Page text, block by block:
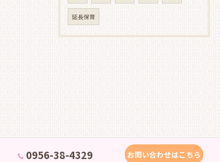
延長保育
0956-38-4329 お問い合わせはこちら